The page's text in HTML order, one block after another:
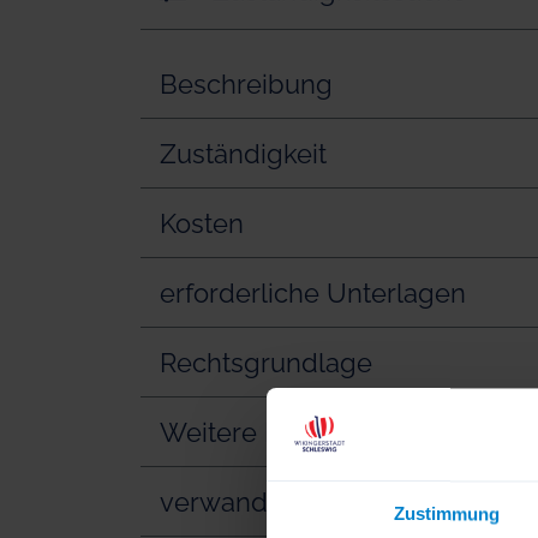
Zustimmung
Beschreibung
Zuständigkeit
Kosten
erforderliche Unterlagen
Rechtsgrundlage
Weitere Informationen
verwandte Vorgänge